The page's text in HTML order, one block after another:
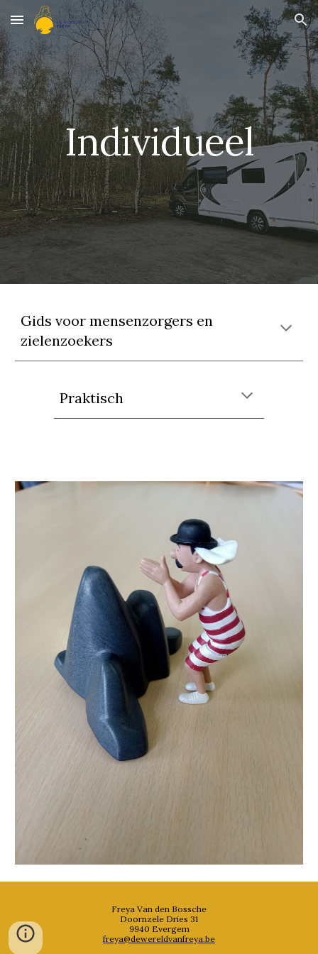
Skip to main content Skip to navigation
Individueel
Gids voor mensenzorgers en
zielenzoekers
Praktisch
Freya Van den Bossche
Doornzele Dries 31
9940 Evergem
freya@dewereldvanfreya.be